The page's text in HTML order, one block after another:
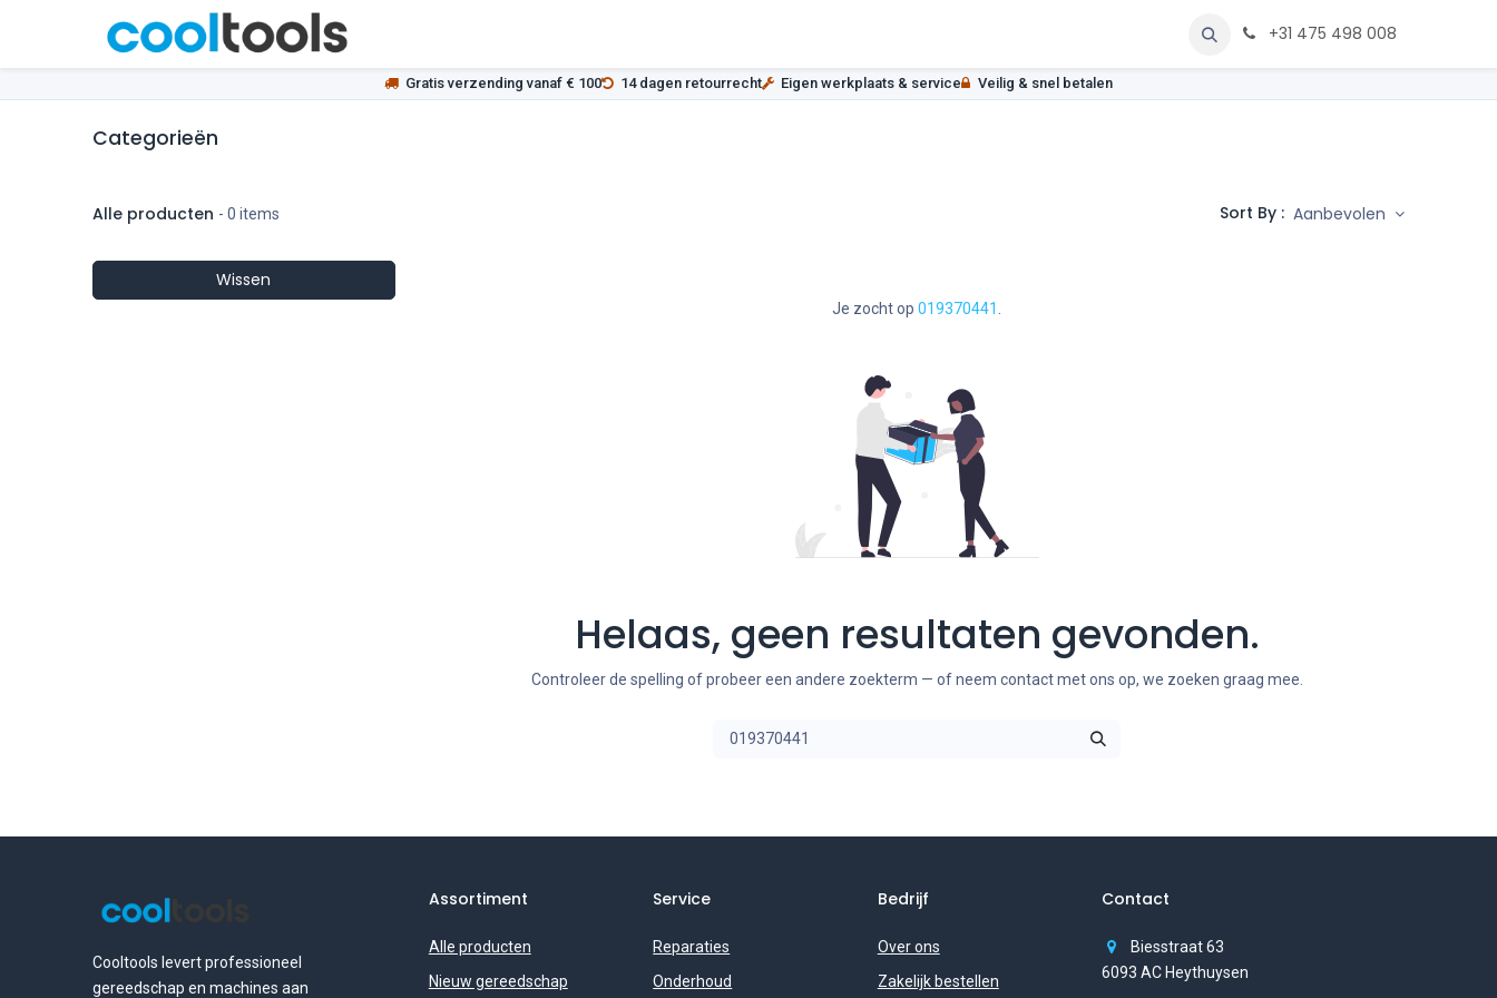
Contact+31 475 498 008
Gratis verzending vanaf € 100 14 dagen retourrecht Eigen werkplaats & service Veilig & snel betalen
Categorieën
Alle producten - 0 items Sort By : Aanbevolen
Wissen
Je zocht op019370441
Helaas, geen resultaten gevonden.
Controleer de spelling of probeer een andere zoekterm — of neem contact met ons op, we zoeken graag mee.
Cooltools levert professioneel
gereedschap en machines aan
Assortiment
Alle producten
Nieuw gereedschap
Service
Reparaties
Onderhoud
Bedrijf
Over ons
Zakelijk bestellen
Contact
Biesstraat 63
6093 AC Heythuysen